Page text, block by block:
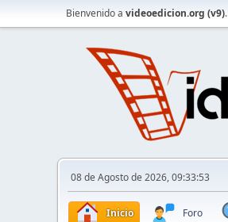
Bienvenido a videoedicion.org (v9).
08 de Agosto de 2026, 09:33:53
Inicio Foro